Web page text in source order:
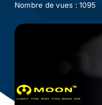
Actualité
Nombre de vues : 1095